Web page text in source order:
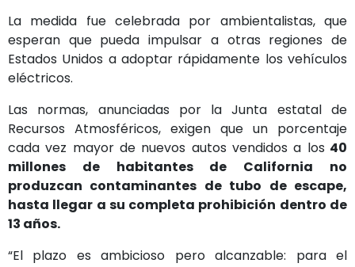
La medida fue celebrada por ambientalistas, que
esperan que pueda impulsar a otras regiones de
Estados Unidos a adoptar rápidamente los vehículos
eléctricos.
Las normas, anunciadas por la Junta estatal de
Recursos Atmosféricos, exigen que un porcentaje
cada vez mayor de nuevos autos vendidos a los 40
millones de habitantes de California no
produzcan contaminantes de tubo de escape,
hasta llegar a su completa prohibición dentro de
13 años.
“El plazo es ambicioso pero alcanzable: para el